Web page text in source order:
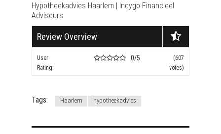
Hypotheekadvies Haarlem | Indygo Financieel
Adviseurs
Review Overview
User
Rating:
0/5
(607
votes)
Tags: Haarlem hypotheekadvies